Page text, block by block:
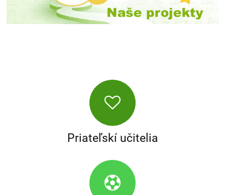
Priateľskí učitelia